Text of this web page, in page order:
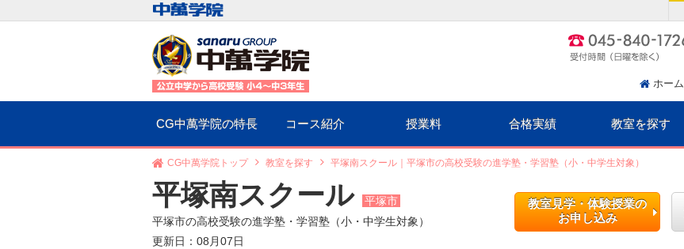
ホーム
CG中萬学院の特長 コース紹介 授業料 合格実績 教室を探す
CG中萬学院トップ 教室を探す 平塚南スクール｜平塚市の高校受験の進学塾・学習塾（小・中学生対象）
平塚南スクール
平塚市
平塚市の高校受験の進学塾・学習塾（小・中学生対象）
更新日：08月07日
教室見学・体験授業の
お申し込み